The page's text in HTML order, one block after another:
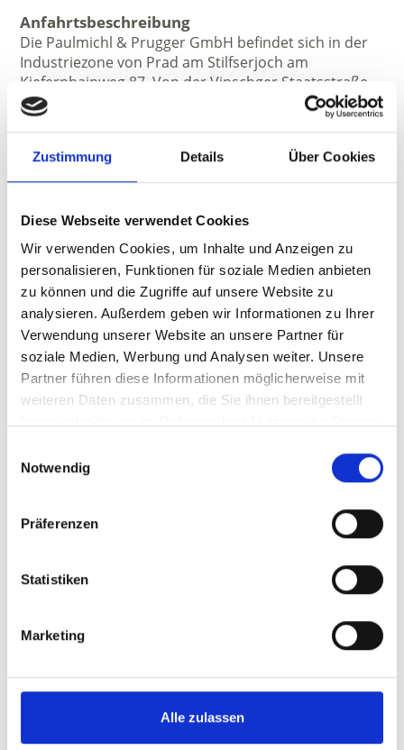
Zustimmung Details Über Cookies
Diese Webseite verwendet Cookies
Wir verwenden Cookies, um Inhalte und Anzeigen zu
personalisieren, Funktionen für soziale Medien anbieten
zu können und die Zugriffe auf unsere Website zu
analysieren. Außerdem geben wir Informationen zu Ihrer
Verwendung unserer Website an unsere Partner für
soziale Medien, Werbung und Analysen weiter. Unsere
Partner führen diese Informationen möglicherweise mit
weiteren Daten zusammen, die Sie ihnen bereitgestellt
Notwendig
Präferenzen
Statistiken
Marketing
Alle zulassen
Anfahrtsbeschreibung
Die Paulmichl & Prugger GmbH befindet sich in der
Industriezone von Prad am Stilfserjoch am
Kiefernhainweg 87. Von der Vinschger Staatsstraße
SS38 kommend folgt man der Beschilderung nach
Prad am Stilfserjoch und anschließend den
Gewerbegebiets ist der Kiefernhainweg
ausgeschildert. Das Betriebsgebäude liegt gut
Handwerks- und Gewerbebetriebe.
Parken
In der Industriezone stehen im Umfeld des Betriebs
mehrere Parkmöglichkeiten zur Verfügung.
Besucherinnen und Besucher können die
ausgewiesenen Stellflächen in unmittelbarer Nähe
des Firmengebäudes nutzen. Bei erhöhtem
Betriebsaufkommen empfiehlt sich eine kurze
Rücksprache mit dem Unternehmen, um die
Paulmichl & Prugger GmbH: 01.01. - 31.12.
08:00 - 12:00